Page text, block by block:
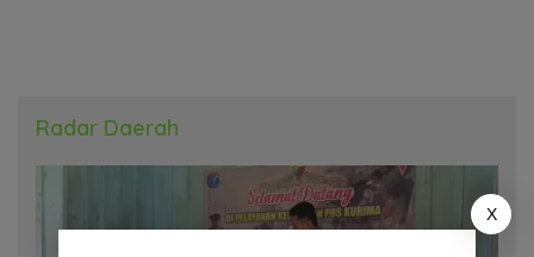
Radar Daerah
X